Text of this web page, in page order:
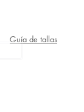
Guía de tallas